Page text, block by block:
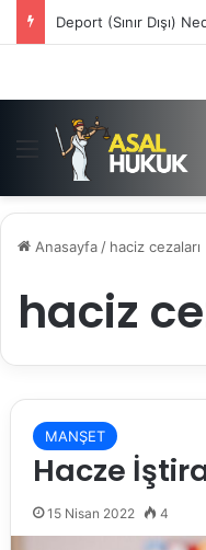
Deport (Sınır Dışı)
Menü
Anasayfa / haciz cezaları
haciz
MANŞET
Hacze
15 Nisan 2022 4